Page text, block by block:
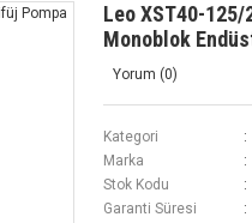
Leo XST40-125/
Monoblok
Yorum (0)
Kategori
Marka
Stok Kodu
Garanti Süresi